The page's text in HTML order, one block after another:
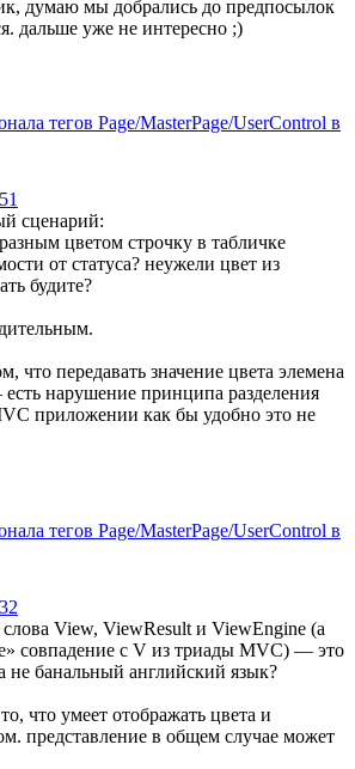
думаю мы добрались до предпосылок
дальше уже не интересно ;)
тегов Page/MasterPage/UserControl в
сценарий:
цветом строчку в табличке
от статуса? неужели цвет из
будите?
что передавать значение цвета элемена
нарушение принципа разделения
приложении как бы удобно это не
тегов Page/MasterPage/UserControl в
слова View, ViewResult и ViewEngine (а
совпадение с V из триады MVC) — это
не банальный английский язык?
что умеет отображать цвета и
представление в общем случае может